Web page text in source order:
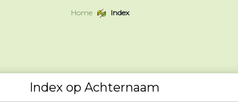
Home Index
Index op Achternaam